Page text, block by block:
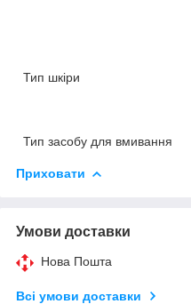
Тип шкіри
Тип засобу для вмивання
Приховати
Умови доставки
Нова Пошта
Всі умови доставки